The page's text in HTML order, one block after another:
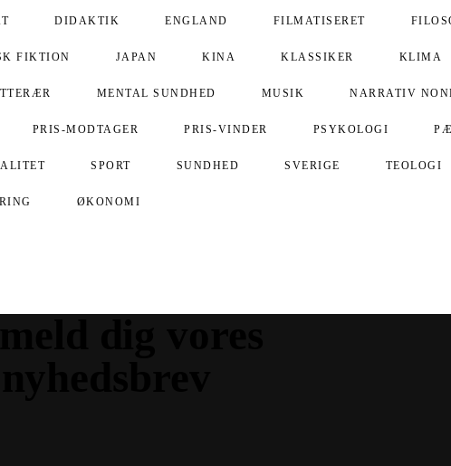
DIDAKTIK ENGLAND FILMATISERET
FIKTION JAPAN KINA KLASSIKER KLIMA
MENTAL SUNDHED MUSIK NARRATIV
PRIS-MODTAGER PRIS-VINDER PSYKOLOGI
SPORT SUNDHED SVERIGE TEOLOGI
ØKONOMI